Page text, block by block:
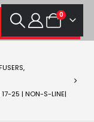
0
,
17-25 | NON-S-LINE|